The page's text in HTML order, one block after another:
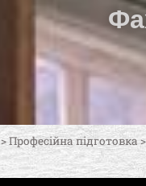
>Професійна підготовка >